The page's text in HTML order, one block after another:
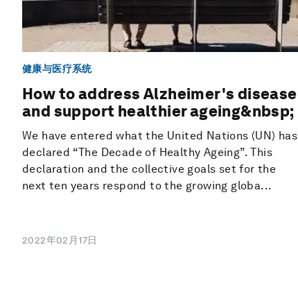
健康与医疗系统
How to address Alzheimer's disease
and support healthier ageing&nbsp;
We have entered what the United Nations (UN) has
declared “The Decade of Healthy Ageing”. This
declaration and the collective goals set for the
next ten years respond to the growing globa...
2022年02月17日